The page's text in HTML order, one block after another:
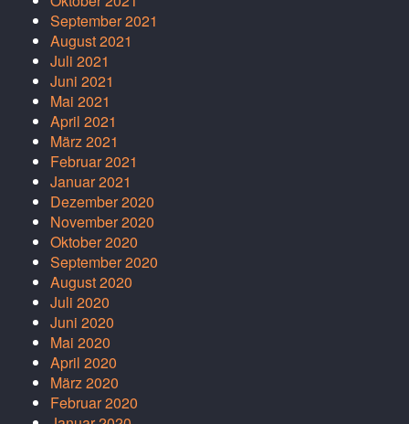
September 2021
August 2021
Juli 2021
Juni 2021
Mai 2021
April 2021
März 2021
Februar 2021
Januar 2021
Dezember 2020
November 2020
Oktober 2020
September 2020
August 2020
Juli 2020
Juni 2020
Mai 2020
April 2020
März 2020
Februar 2020